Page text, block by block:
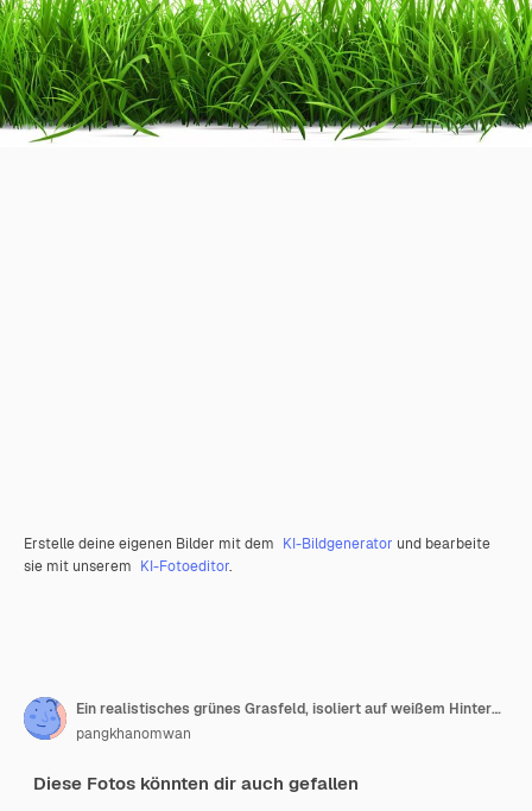
Erstelle deine eigenen Bilder mit dem KI-Bildgenerator und bearbeite
sie mit unserem KI-Fotoeditor.
Ein realistisches grünes Grasfeld, isoliert auf weißem Hintergrund
pangkhanomwan
Diese Fotos könnten dir auch gefallen